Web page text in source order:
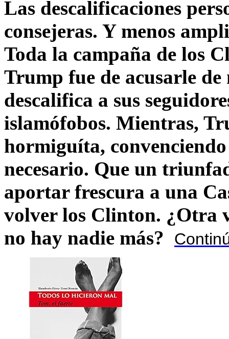
Las descalificaciones
consejeras. Y menos
Toda la campaña de los
Trump fue de acusarle
descalifica a sus
islamófobos. Mientras,
hormiguíta,
necesario. Que un
aportar frescura a una
volver los Clinton. ¿Otra
no hay nadie más?